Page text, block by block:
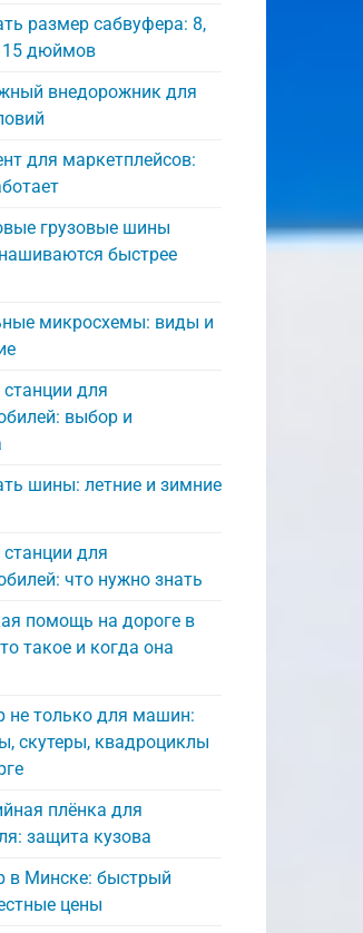
размер сабвуфера: 8,
15 дюймов
внедорожник для
для маркетплейсов:
грузовые шины
быстрее
микросхемы: виды и
для
выбор и
шины: летние и зимние
для
что нужно знать
помощь на дороге в
такое и когда она
не только для машин:
скутеры, квадроциклы
плёнка для
защита кузова
в Минске: быстрый
цены